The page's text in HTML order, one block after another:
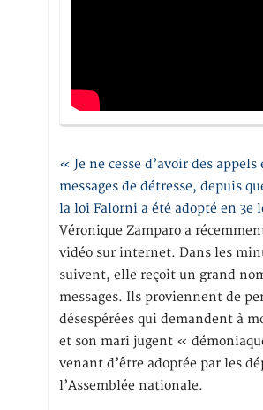
« Je ne cesse d’avoir des appels
messages de détresse, depuis
la loi Falorni a été adopté en 3e
Véronique Zamparo a
vidéo sur internet. Dans les
suivent, elle reçoit un grand
messages. Ils proviennent de
désespérées qui demandent à
et son mari jugent «
venant d’être adoptée par les
l’Assemblée nationale.